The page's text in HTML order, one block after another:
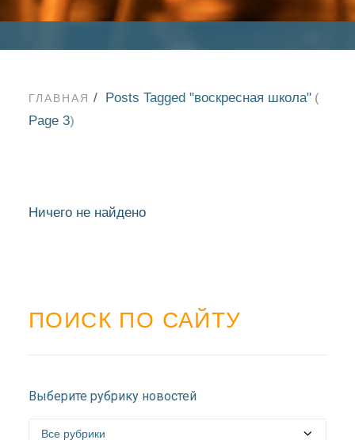
НОВОСТИ
БЛАГОЧИНИЯ
ГЛАВНАЯ Posts Tagged "воскресная школа" (
Page 3)
Ничего не найдено
ПОИСК ПО САЙТУ
Выберите рубрику новостей